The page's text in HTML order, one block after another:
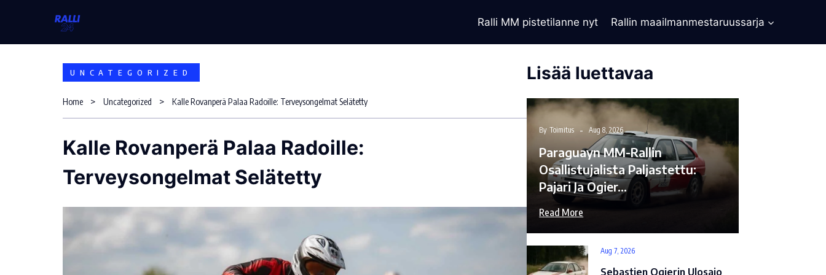
Ralli MM pistetilanne nyt Rallin maailmanmestaruussarja
UNCATEGORIZED
Home Uncategorized Kalle Rovanperä Palaa Radoille: Terveysongelmat Selätetty
Kalle Rovanperä Palaa Radoille:
Terveysongelmat Selätetty
Lisää luettavaa
By Toimitus Aug 8, 2026
Paraguayn MM-Rallin
Osallistujalista Paljastettu:
Pajari Ja Ogier…
Read More
Aug 7, 2026
Sebastien Ogierin Ulosajo